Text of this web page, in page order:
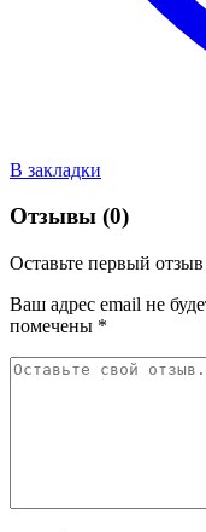
В закладки
Отзывы (0)
Оставьте первый
Ваш адрес email не
помечены *